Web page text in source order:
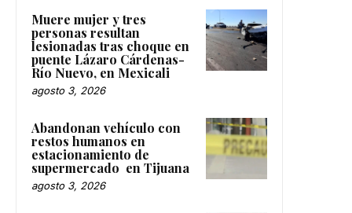
Muere mujer y tres
personas resultan
lesionadas tras choque en
puente Lázaro Cárdenas-
Río Nuevo, en Mexicali
agosto 3, 2026
Abandonan vehículo con
restos humanos en
estacionamiento de
supermercado en Tijuana
agosto 3, 2026